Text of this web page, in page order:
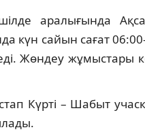
аралығында
күн сайын сағат
Жөндеу жұмыстары
Күрті – Шабыт